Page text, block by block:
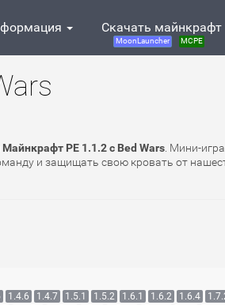
Скачать майнкрафт
MoonLauncher MCPE
PE 1.1.2 с Bed Wars . Мини-
и защищать свою кровать от
1.4.6 1.4.7 1.5.1 1.5.2 1.6.1 1.6.2 1.6.4